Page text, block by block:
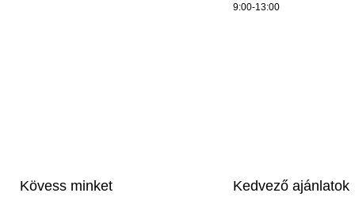
9:00-13:00
Kövess minket Kedvező ajánlatok